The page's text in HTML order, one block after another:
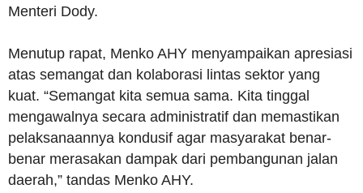
Menteri Dody.
Menutup rapat, Menko AHY menyampaikan apresiasi
atas semangat dan kolaborasi lintas sektor yang
kuat. “Semangat kita semua sama. Kita tinggal
mengawalnya secara administratif dan memastikan
pelaksanaannya kondusif agar masyarakat benar-
benar merasakan dampak dari pembangunan jalan
daerah,” tandas Menko AHY.